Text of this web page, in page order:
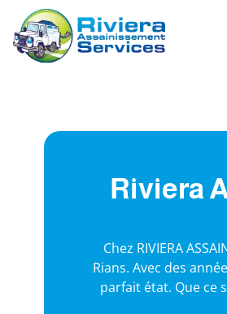
Riviera
Chez RIVIERA
Rians. Avec des
parfait état. Que ce